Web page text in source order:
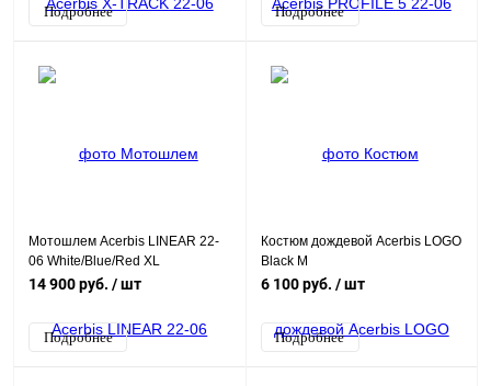
Подробнее Подробнее
Мотошлем Acerbis LINEAR 22-
06 White/Blue/Red XL
14 900 руб. / шт
Подробнее
Костюм дождевой Acerbis LOGO
Black M
6 100 руб. / шт
Подробнее